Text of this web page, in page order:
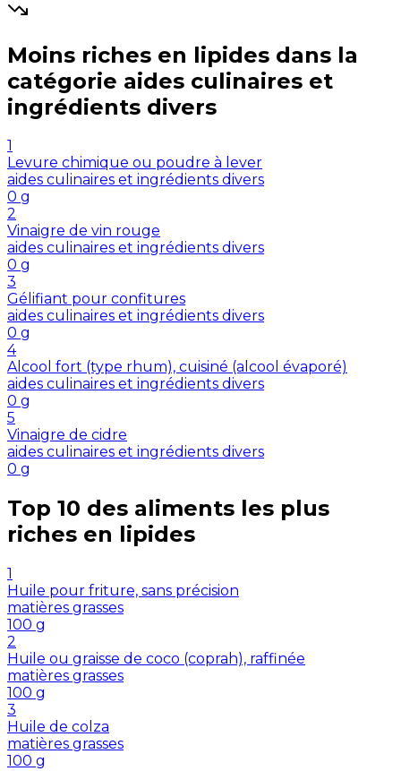
Moins riches en lipides dans la
catégorie aides culinaires et
ingrédients divers
1
Levure chimique ou poudre à lever
aides culinaires et ingrédients divers
0 g
2
Vinaigre de vin rouge
aides culinaires et ingrédients divers
0 g
3
Gélifiant pour confitures
aides culinaires et ingrédients divers
0 g
4
Alcool fort (type rhum), cuisiné (alcool évaporé)
aides culinaires et ingrédients divers
0 g
5
Vinaigre de cidre
aides culinaires et ingrédients divers
0 g
Top 10 des aliments les plus
riches en lipides
1
Huile pour friture, sans précision
matières grasses
100 g
2
Huile ou graisse de coco (coprah), raffinée
matières grasses
100 g
3
Huile de colza
matières grasses
100 g